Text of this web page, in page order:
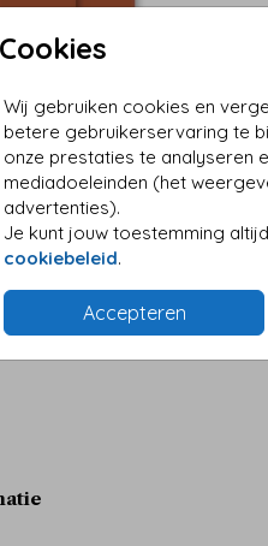
Cookies
Wij gebruiken cookies en
betere gebruikerservaring te
onze prestaties te analyseren
mediadoeleinden (het
advertenties).
Je kunt jouw toestemming
cookiebeleid.
Accepteren